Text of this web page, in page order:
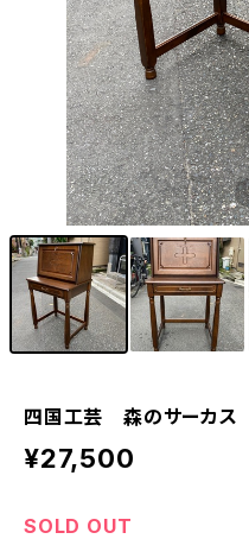
四国工芸 森のサーカス
¥27,500
SOLD OUT